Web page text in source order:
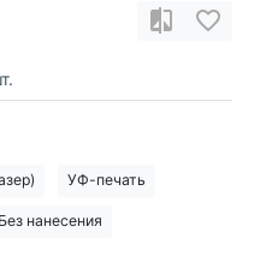
УФ-печать
Без нанесения